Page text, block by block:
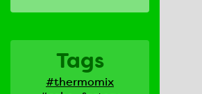
Tags
#thermomix